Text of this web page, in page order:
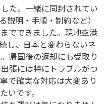
た。一緒に同封されてい
明・手順・制約など）
でできました。現地空港
し、日本と変わらないネ
帰国後の返却にも受取り
張には特にトラブルがつ
で確実な対応は大変あり
いです。